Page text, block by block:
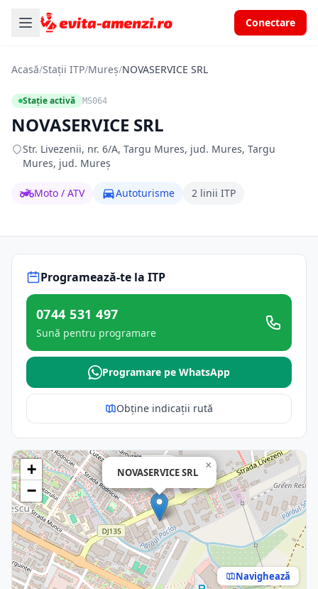
Conectare
Acasă/Stații ITP/Mureș/NOVASERVICE SRL
Stație activă MS064
NOVASERVICE SRL
Str. Livezenii, nr. 6/A, Targu Mures, jud. Mures, Targu
Mures, jud. Mureș
Moto / ATV Autoturisme 2 linii ITP
Programează-te la ITP
0744 531 497
Sună pentru programare
Programare pe WhatsApp
Obține indicații rută
NOVASERVICE SRL
×
+
−
Navighează